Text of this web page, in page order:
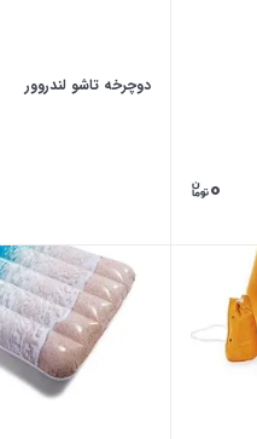
۰
دوچرخه تاشو لندروور